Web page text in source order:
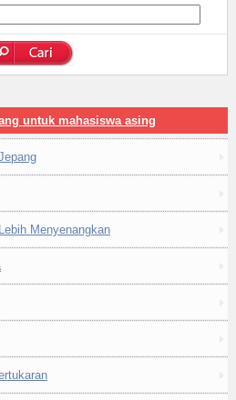
untuk mahasiswa asing
Menyenangkan